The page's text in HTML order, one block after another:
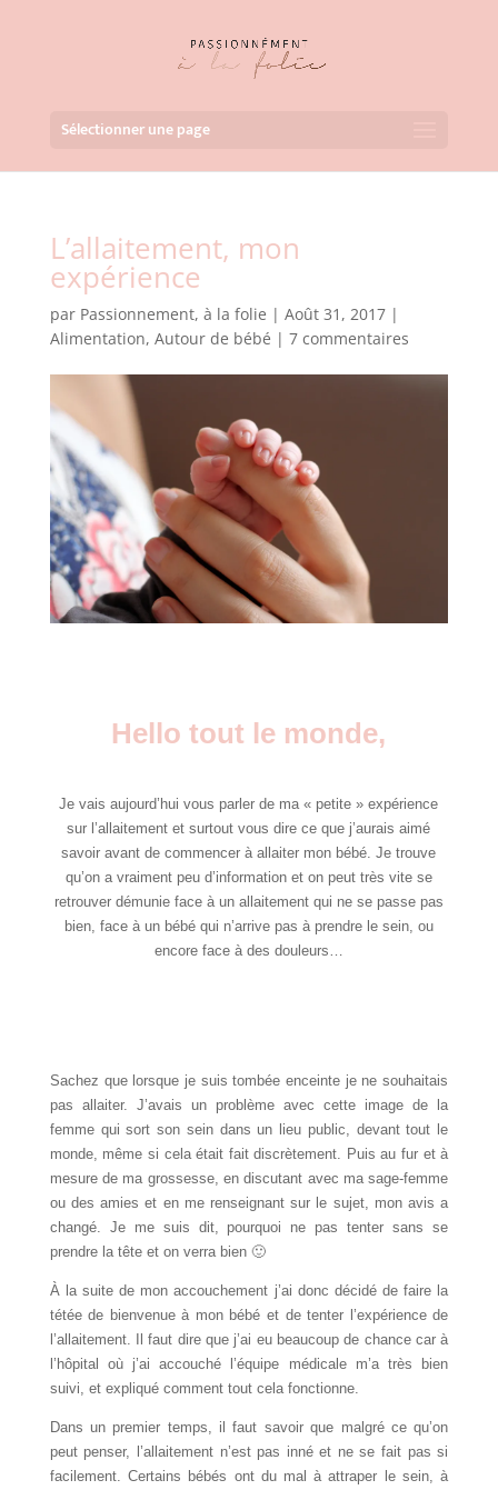
Sélectionner une page
L’allaitement, mon
expérience
par Passionnement, à la folie | Août 31, 2017|
Alimentation, Autour de bébé | 7 commentaires
Hello tout le monde,
Je vais aujourd’hui vous parler de ma « petite » expérience
sur l’allaitement et surtout vous dire ce que j’aurais aimé
savoir avant de commencer à allaiter mon bébé. Je trouve
qu’on a vraiment peu d’information et on peut très vite se
retrouver démunie face à un allaitement qui ne se passe pas
bien, face à un bébé qui n’arrive pas à prendre le sein, ou
encore face à des douleurs…
Sachez que lorsque je suis tombée enceinte je ne souhaitais
pas allaiter. J’avais un problème avec cette image de la
femme qui sort son sein dans un lieu public, devant tout le
monde, même si cela était fait discrètement. Puis au fur et à
mesure de ma grossesse, en discutant avec ma sage-femme
ou des amies et en me renseignant sur le sujet, mon avis a
changé. Je me suis dit, pourquoi ne pas tenter sans se
prendre la tête et on verra bien 🙂
À la suite de mon accouchement j’ai donc décidé de faire la
tétée de bienvenue à mon bébé et de tenter l’expérience de
l’allaitement. Il faut dire que j’ai eu beaucoup de chance car à
l’hôpital où j’ai accouché l’équipe médicale m’a très bien
suivi, et expliqué comment tout cela fonctionne.
Dans un premier temps, il faut savoir que malgré ce qu’on
peut penser, l’allaitement n’est pas inné et ne se fait pas si
facilement. Certains bébés ont du mal à attraper le sein, à